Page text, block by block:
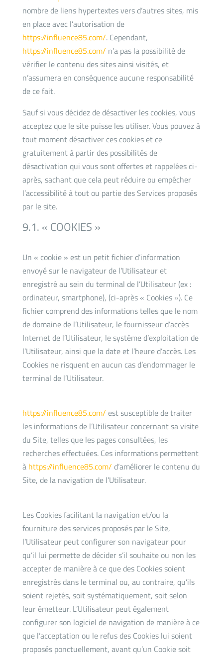
nombre de liens hypertextes vers d’autres sites, mis
en place avec l’autorisation de
https://influence85.com/. Cependant,
https://influence85.com/ n’a pas la possibilité de
vérifier le contenu des sites ainsi visités, et
n’assumera en conséquence aucune responsabilité
de ce fait.
Sauf si vous décidez de désactiver les cookies, vous
acceptez que le site puisse les utiliser. Vous pouvez à
tout moment désactiver ces cookies et ce
gratuitement à partir des possibilités de
désactivation qui vous sont offertes et rappelées ci-
après, sachant que cela peut réduire ou empêcher
l’accessibilité à tout ou partie des Services proposés
par le site.
9.1. « COOKIES »
Un « cookie » est un petit fichier d’information
envoyé sur le navigateur de l’Utilisateur et
enregistré au sein du terminal de l’Utilisateur (ex :
ordinateur, smartphone), (ci-après « Cookies »). Ce
fichier comprend des informations telles que le nom
de domaine de l’Utilisateur, le fournisseur d’accès
Internet de l’Utilisateur, le système d’exploitation de
l’Utilisateur, ainsi que la date et l’heure d’accès. Les
Cookies ne risquent en aucun cas d’endommager le
terminal de l’Utilisateur.
https://influence85.com/ est susceptible de traiter
les informations de l’Utilisateur concernant sa visite
du Site, telles que les pages consultées, les
recherches effectuées. Ces informations permettent
à https://influence85.com/ d’améliorer le contenu du
Site, de la navigation de l’Utilisateur.
Les Cookies facilitant la navigation et/ou la
fourniture des services proposés par le Site,
l’Utilisateur peut configurer son navigateur pour
qu’il lui permette de décider s’il souhaite ou non les
accepter de manière à ce que des Cookies soient
enregistrés dans le terminal ou, au contraire, qu’ils
soient rejetés, soit systématiquement, soit selon
leur émetteur. L’Utilisateur peut également
configurer son logiciel de navigation de manière à ce
que l’acceptation ou le refus des Cookies lui soient
proposés ponctuellement, avant qu’un Cookie soit